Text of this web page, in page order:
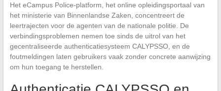
Het eCampus Police-platform, het online opleidingsportaal van
het ministerie van Binnenlandse Zaken, concentreert de
leertrajecten voor de agenten van de nationale politie. De
verbindingsproblemen nemen toe sinds de uitrol van het
gecentraliseerde authenticatiesysteem CALYPSSO, en de
foutmeldingen laten gebruikers vaak zonder concrete aanwijzing
om hun toegang te herstellen.